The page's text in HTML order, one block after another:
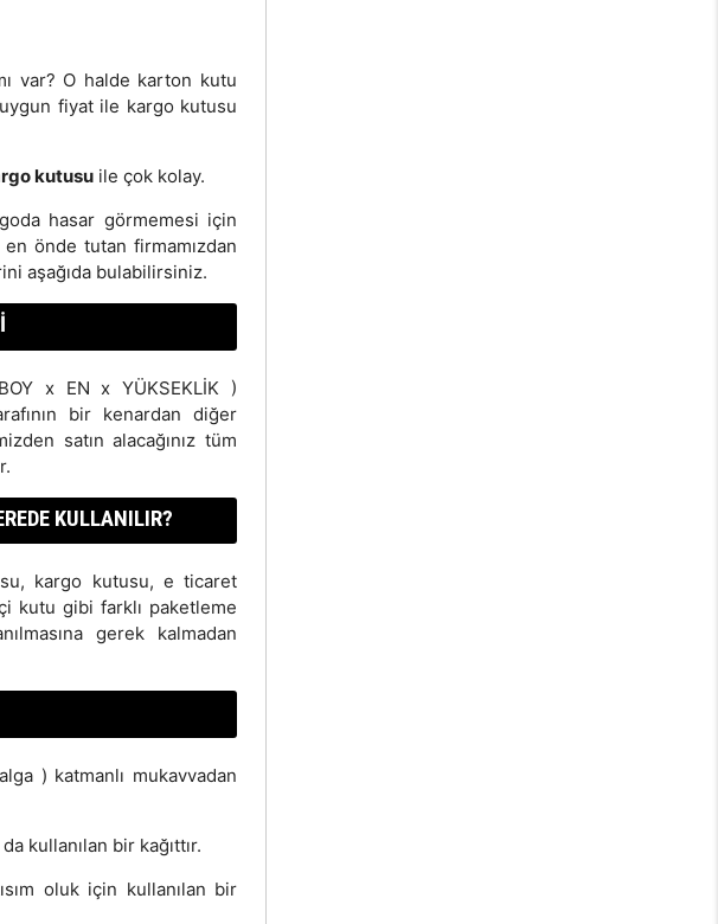
var? O halde karton kutu
fiyat ile kargo kutusu
kutusuile çok kolay.
hasar görmemesi için
önde tutan firmamızdan
aşağıda bulabilirsiniz.
x EN x YÜKSEKLİK )
bir kenardan diğer
satın alacağınız tüm
KULLANILIR?
kargo kutusu, e ticaret
kutu gibi farklı paketleme
gerek kalmadan
) katmanlı mukavvadan
kullanılan bir kağıttır.
oluk için kullanılan bir